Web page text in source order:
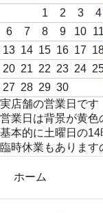
1
2 3 4
6
7 8 9 10 11
13 14 15 16 17
20 21 22 23 24
27 28 29 30
実店舗の営業日です
営業日は背景が黄色
基本的に土曜日の
臨時休業もありま
ホーム